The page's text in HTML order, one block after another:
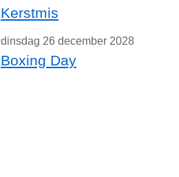
Kerstmis
dinsdag 26 december 2028
Boxing Day